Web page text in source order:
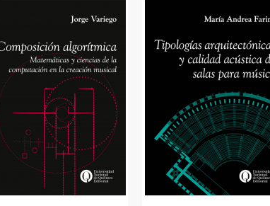
Unidad de Publicaciones del Departamento de Ciencia y Tecnología
Universidad Virtual de Quilmes
Colecciones
Ideas de Educación Virtual
Unidad de Publicaciones del Departamento de Economía y Administración
Colecciones
Otros títulos
Economía y Gestión
Economía y Sociedad
Series